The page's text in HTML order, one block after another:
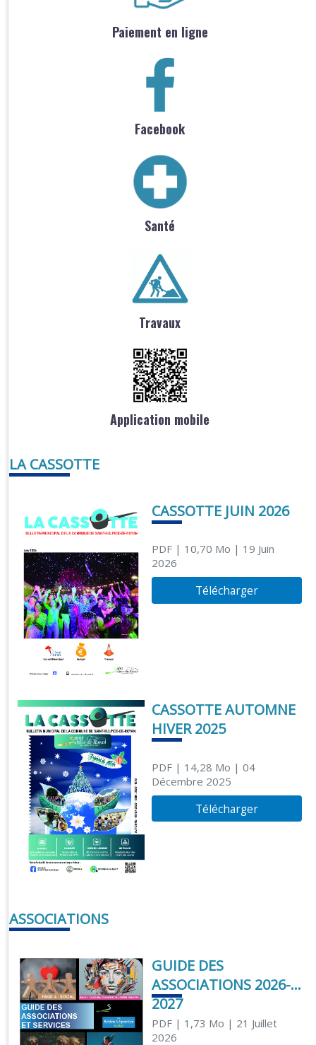
Paiement en ligne
Facebook
Santé
Travaux
Application mobile
LA CASSOTTE
CASSOTTE JUIN 2026
PDF| 10,70 Mo | 19 Juin
2026
Télécharger
CASSOTTE AUTOMNE
HIVER 2025
PDF| 14,28 Mo | 04
Décembre 2025
Télécharger
ASSOCIATIONS
GUIDE DES
ASSOCIATIONS 2026-
2027
PDF| 1,73 Mo | 21 Juillet
2026